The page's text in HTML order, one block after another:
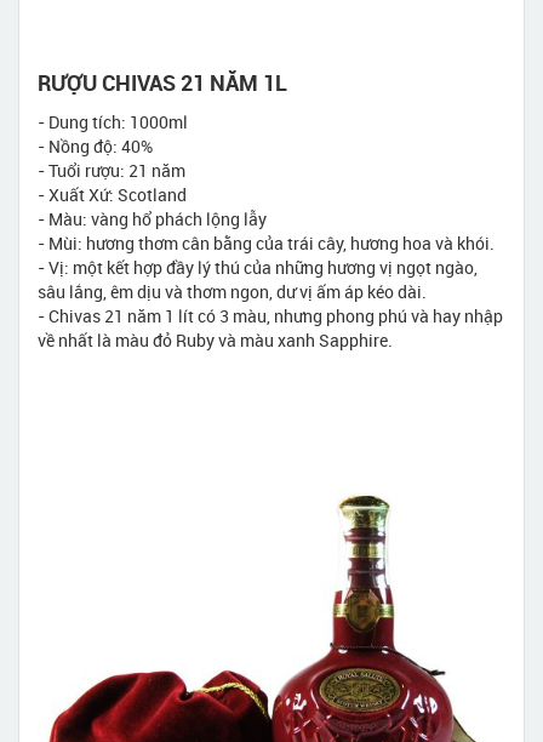
RƯỢU CHIVAS 21 NĂM 1L
- Dung tích: 1000ml
- Nồng độ: 40%
- Tuổi rượu: 21 năm
- Xuất Xứ: Scotland
- Màu: vàng hổ phách lộng lẫy
- Mùi: hương thơm cân bằng của trái cây, hương hoa và khói.
- Vị: một kết hợp đầy lý thú của những hương vị ngọt ngào,
sâu lắng, êm dịu và thơm ngon, dư vị ấm áp kéo dài.
- Chivas 21 năm 1 lít có 3 màu, nhưng phong phú và hay nhập
về nhất là màu đỏ Ruby và màu xanh Sapphire.